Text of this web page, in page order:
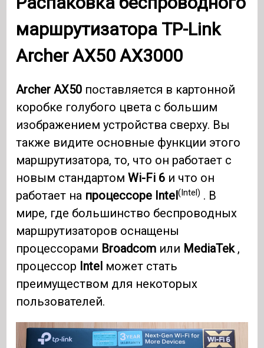
маршрутизатора TP-Link
Archer AX50 AX3000
Archer AX50 поставляется в картонной
коробке голубого цвета с большим
изображением устройства сверху. Вы
также видите основные функции этого
маршрутизатора, то, что он работает с
новым стандартомWi-Fi 6 и что он
работает на процессоре Intel(Intel) . В
мире, где большинство беспроводных
маршрутизаторов оснащены
процессорами Broadcom или MediaTek,
процессор Intel может стать
преимуществом для некоторых
пользователей.